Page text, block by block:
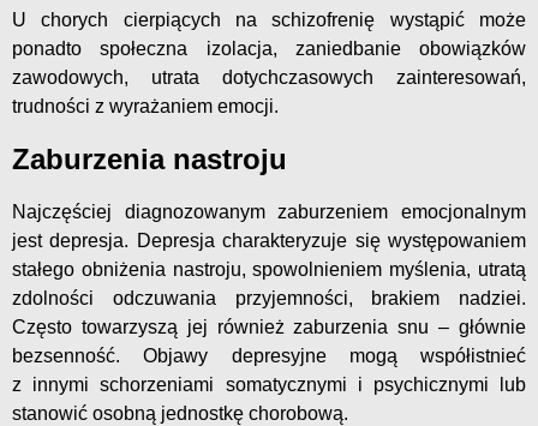
U chorych cierpiących na schizofrenię wystąpić może
ponadto społeczna izolacja, zaniedbanie obowiązków
zawodowych, utrata dotychczasowych zainteresowań,
trudności z wyrażaniem emocji.
Zaburzenia nastroju
Najczęściej diagnozowanym zaburzeniem emocjonalnym
jest depresja. Depresja charakteryzuje się występowaniem
stałego obniżenia nastroju, spowolnieniem myślenia, utratą
zdolności odczuwania przyjemności, brakiem nadziei.
Często towarzyszą jej również zaburzenia snu – głównie
bezsenność. Objawy depresyjne mogą współistnieć
z innymi schorzeniami somatycznymi i psychicznymi lub
stanowić osobną jednostkę chorobową.